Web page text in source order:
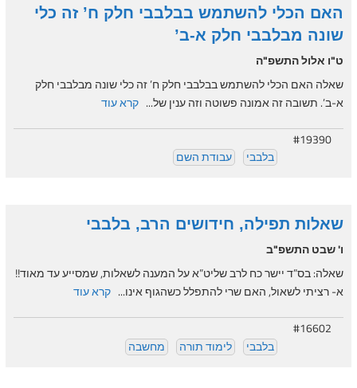
האם הכלי להשתמש בבלבבי חלק ח’ זה כלי
שונה מבלבבי חלק א-ב’
ט"ו אלול התשפ"ה
שאלה האם הכלי להשתמש בבלבבי חלק ח’ זה כלי שונה מבלבבי חלק
א-ב’. תשובה זה אמונה פשוטה וזה ענין של... קרא עוד
#19390
בלבבי
עבודת השם
שאלות תפילה, חידושים הרב, בלבבי
ו' שבט התשפ"ב
שאלה: בס”ד יישר כח לרב שליט”א על המענה לשאלות, שמסייע עד מאוד!!
א- רציתי לשאול, האם שרי להתפלל כשהגוף אינו... קרא עוד
#16602
בלבבי
לימוד תורה מחשבה